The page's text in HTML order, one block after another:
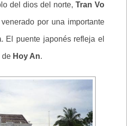
del dios del norte, Tran Vo
por una importante
El puente japonés refleja el
de Hoy An.